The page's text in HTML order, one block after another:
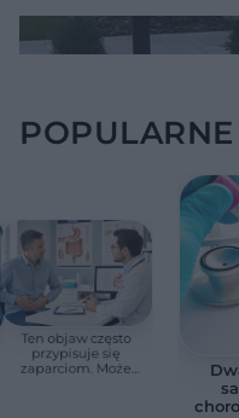
Ten objaw często
przypisuje się
zaparciom. Może